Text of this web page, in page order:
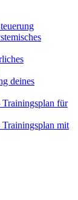
deines
für
mit